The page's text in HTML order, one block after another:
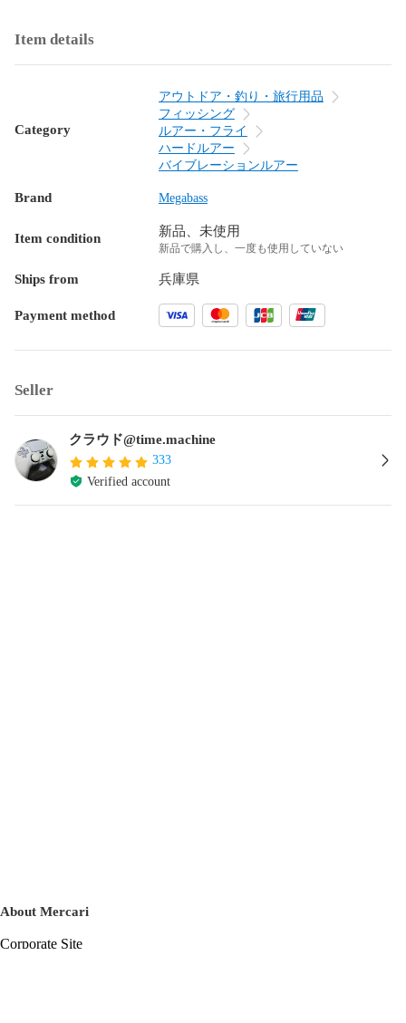
Item details
Category
アウトドア・釣り・旅行用品
フィッシング
ルアー・フライ
ハードルアー
バイブレーションルアー
Brand Megabass
Item condition 新品、未使用
新品で購入し、一度も使用していない
Ships from 兵庫県
Payment method
Seller
クラウド@time.machine
333
Verified account
About Mercari
Corporate Site